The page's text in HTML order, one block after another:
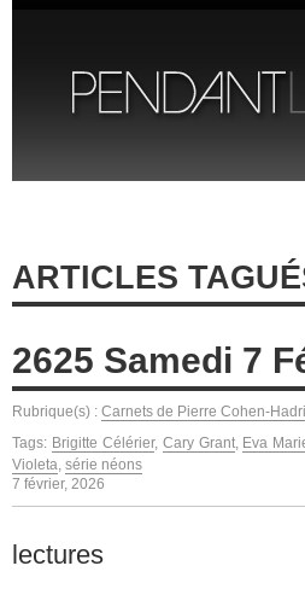
ARTICLES
2625 Samedi 7
Rubrique(s) : Carnets de Pierre Cohen-
Tags: Brigitte Célérier, Cary Grant, Eva
Violeta, série néons
7 février, 2026
lectures